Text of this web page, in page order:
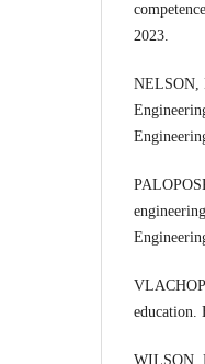
2023.
NELSON,
education.
WILSON,